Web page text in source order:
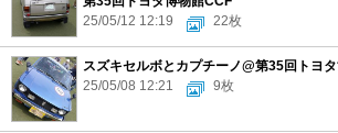
25/05/12 12:19
22枚
スズキセルボとカプチーノ@第35回トヨ
25/05/08 12:21
9枚